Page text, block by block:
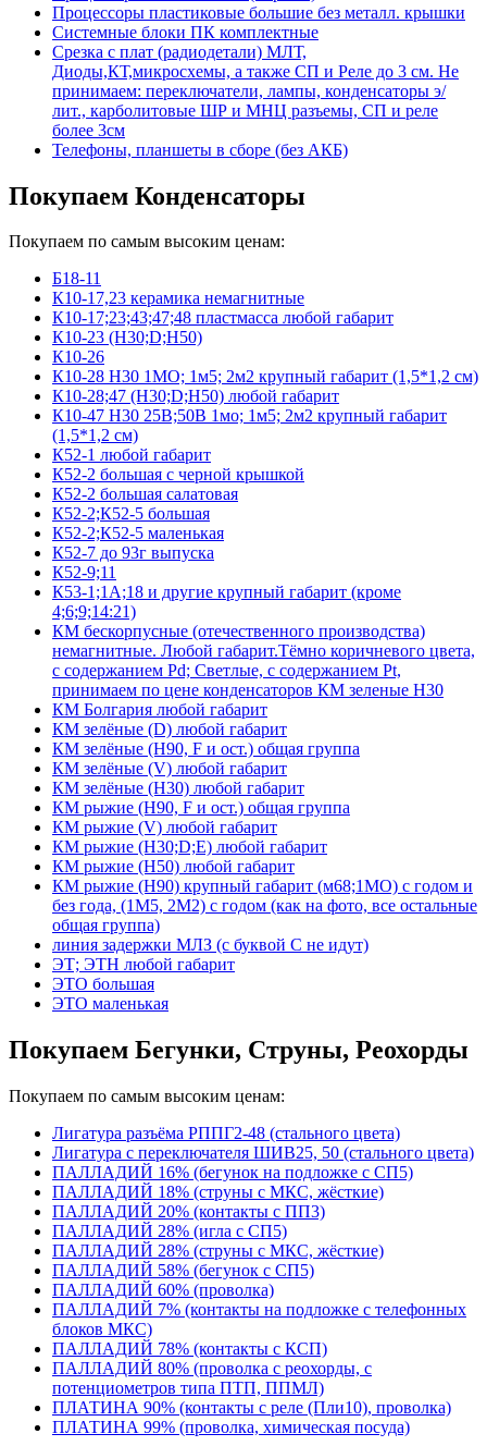
Процессоры пластиковые большие без металл. крышки
Системные блоки ПК комплектные
Срезка с плат (радиодетали) МЛТ,
Диоды,КТ,микросхемы, а также СП и Реле до 3 см. Не
принимаем: переключатели, лампы, конденсаторы э/
лит., карболитовые ШР и МНЦ разъемы, СП и реле
более 3см
Телефоны, планшеты в сборе (без АКБ)
Покупаем Конденсаторы
Покупаем по самым высоким ценам:
Б18-11
К10-17,23 керамика немагнитные
К10-17;23;43;47;48 пластмасса любой габарит
К10-23 (Н30;D;Н50)
К10-26
К10-28 Н30 1МО; 1м5; 2м2 крупный габарит (1,5*1,2 см)
К10-28;47 (Н30;D;Н50) любой габарит
К10-47 Н30 25В;50В 1мо; 1м5; 2м2 крупный габарит
(1,5*1,2 см)
К52-1 любой габарит
К52-2 большая с черной крышкой
К52-2 большая салатовая
К52-2;К52-5 большая
К52-2;К52-5 маленькая
К52-7 до 93г выпуска
К52-9;11
К53-1;1А;18 и другие крупный габарит (кроме
4;6;9;14:21)
КМ бескорпусные (отечественного производства)
немагнитные. Любой габарит.Тёмно коричневого цвета,
с содержанием Pd; Светлые, с содержанием Pt,
принимаем по цене конденсаторов КМ зеленые Н30
КМ Болгария любой габарит
КМ зелёные (D) любой габарит
КМ зелёные (H90, F и ост.) общая группа
КМ зелёные (V) любой габарит
КМ зелёные (Н30) любой габарит
КМ рыжие (H90, F и ост.) общая группа
КМ рыжие (V) любой габарит
КМ рыжие (Н30;D;E) любой габарит
КМ рыжие (Н50) любой габарит
КМ рыжие (Н90) крупный габарит (м68;1МО) с годом и
без года, (1М5, 2М2) с годом (как на фото, все остальные
общая группа)
линия задержки МЛЗ (с буквой С не идут)
ЭТ; ЭТН любой габарит
ЭТО большая
ЭТО маленькая
Покупаем Бегунки, Струны, Реохорды
Покупаем по самым высоким ценам:
Лигатура разъёма РППГ2-48 (стального цвета)
Лигатура с переключателя ШИВ25, 50 (стального цвета)
ПАЛЛАДИЙ 16% (бегунок на подложке с СП5)
ПАЛЛАДИЙ 18% (струны с МКС, жёсткие)
ПАЛЛАДИЙ 20% (контакты с ПП3)
ПАЛЛАДИЙ 28% (игла с СП5)
ПАЛЛАДИЙ 28% (струны с МКС, жёсткие)
ПАЛЛАДИЙ 58% (бегунок с СП5)
ПАЛЛАДИЙ 60% (проволка)
ПАЛЛАДИЙ 7% (контакты на подложке с телефонных
блоков МКС)
ПАЛЛАДИЙ 78% (контакты с КСП)
ПАЛЛАДИЙ 80% (проволка с реохорды, с
потенциометров типа ПТП, ППМЛ)
ПЛАТИНА 90% (контакты с реле (Пли10), проволка)
ПЛАТИНА 99% (проволка, химическая посуда)